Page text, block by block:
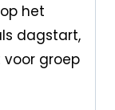
het
dagstart,
voor groep